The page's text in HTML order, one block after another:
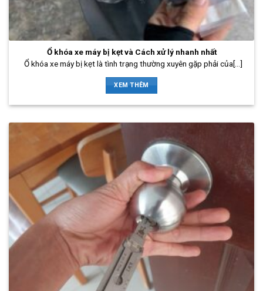
Ổ khóa xe máy bị kẹt và Cách xử lý nhanh nhất
Ổ khóa xe máy bị kẹt là tình trạng thường xuyên gặp phải của[...]
XEM THÊM